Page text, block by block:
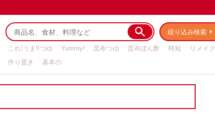
絞り込み検索
これ!うま!!つゆ Yummy! 昆布つゆ 昆布ぽん酢 時短
リメイク
作り置き
基本の